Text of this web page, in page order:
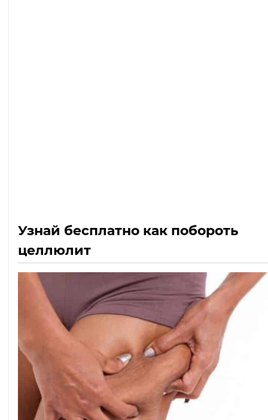
Узнай бесплатно как побороть
целлюлит